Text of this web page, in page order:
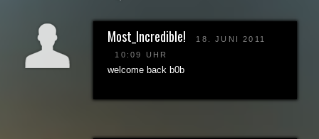
Most_Incredible!
18. JUNI 2011
10:09 UHR
welcome back b0b